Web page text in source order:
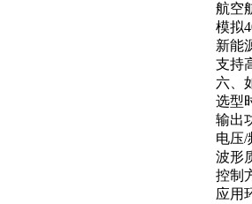
航空
模拟
新能
支持
六、
选型
输出
电压/
波形
控制
应用